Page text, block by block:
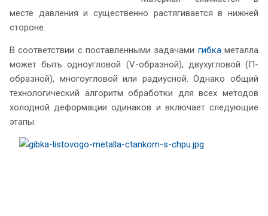
месте давления и существенно растягивается в нижней
стороне.
В соответствии с поставленными задачами гибкаметалла
может быть одноугловой (V-образной), двухугловой (П-
образной), многоугловой или радиусной. Однако общий
технологический алгоритм обработки для всех методов
холодной деформации одинаков и включает следующие
этапы: